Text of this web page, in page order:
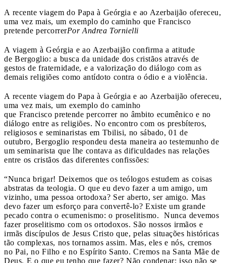
A recente viagem do Papa à Geórgia e ao Azerbaijão ofereceu,
uma vez mais, um exemplo do caminho que Francisco
pretende percorrerPor Andrea Tornielli
A viagem à Geórgia e ao Azerbaijão confirma a atitude
de Bergoglio: a busca da unidade dos cristãos através de
gestos de fraternidade, e a valorização do diálogo com as
demais religiões como antídoto contra o ódio e a violência.
A recente viagem do Papa à Geórgia e ao Azerbaijão ofereceu,
uma vez mais, um exemplo do caminho
que Francisco pretende percorrer no âmbito ecumênico e no
diálogo entre as religiões. No encontro com os presbíteros,
religiosos e seminaristas em Tbilisi, no sábado, 01 de
outubro, Bergoglio respondeu desta maneira ao testemunho de
um seminarista que lhe contava as dificuldades nas relações
entre os cristãos das diferentes confissões:
“Nunca brigar! Deixemos que os teólogos estudem as coisas
abstratas da teologia. O que eu devo fazer a um amigo, um
vizinho, uma pessoa ortodoxa? Ser aberto, ser amigo. Mas
devo fazer um esforço para convertê-lo? Existe um grande
pecado contra o ecumenismo: o proselitismo. Nunca devemos
fazer proselitismo com os ortodoxos. São nossos irmãos e
irmãs discípulos de Jesus Cristo que, pelas situações históricas
tão complexas, nos tornamos assim. Mas, eles e nós, cremos
no Pai, no Filho e no Espírito Santo. Cremos na Santa Mãe de
Deus. E o que eu tenho que fazer? Não condenar; isso não se